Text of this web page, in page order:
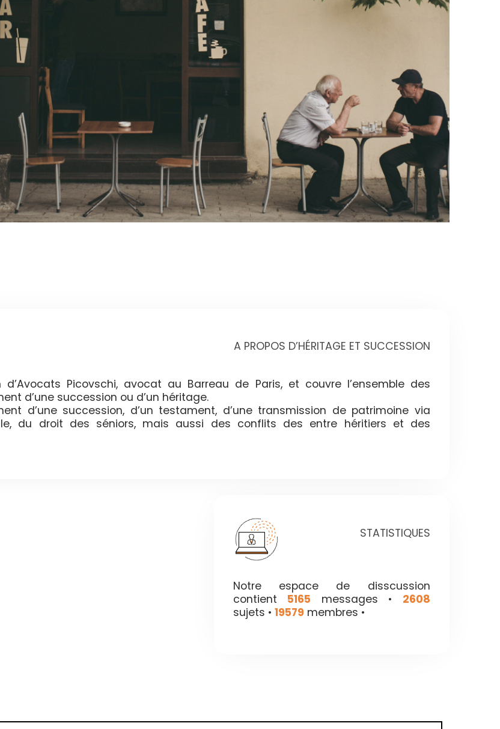
A PROPOS D’HÉRITAGE ET SUCCESSION
Picovschi, avocat au Barreau de Paris, et couvre l’ensemble des
d’une succession ou d’un héritage.
d’une succession, d’un testament, d’une transmission de patrimoine via
du droit des séniors, mais aussi des conflits des entre héritiers et des
STATISTIQUES
Notre espace de disscussion
contient 5165 messages • 2608
sujets • 19579 membres •